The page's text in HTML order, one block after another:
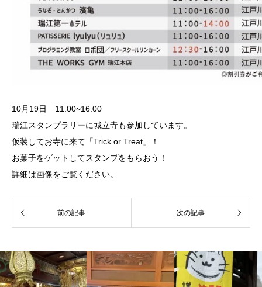
10月19日 11:00~16:00
瑞江スタンプラリーに城立寺も参加しています。
仮装してお寺に来て「Trick or Treat」！
お菓子をゲットしてスタンプをもらおう！
詳細は画像をご覧ください。